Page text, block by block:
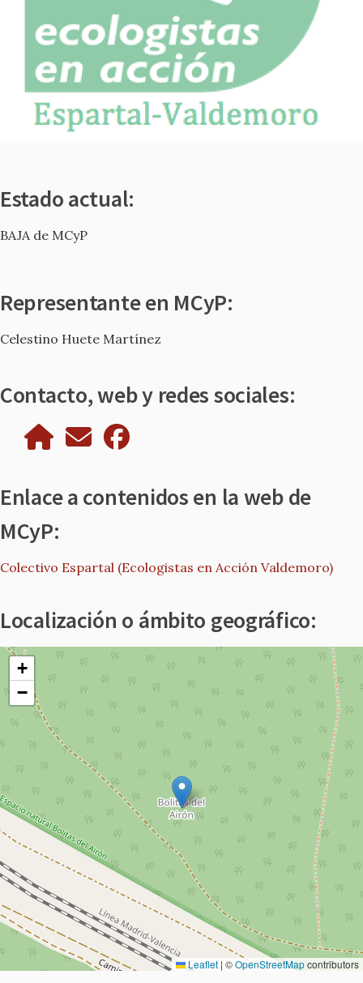
Estado actual:
BAJA de MCyP
Representante en MCyP:
Celestino Huete Martínez
Contacto, web y redes sociales:
Enlace a contenidos en la web de
MCyP:
Colectivo Espartal (Ecologistas en Acción Valdemoro)
Localización o ámbito geográfico:
+
−
Leaflet | ©OpenStreetMapcontributors